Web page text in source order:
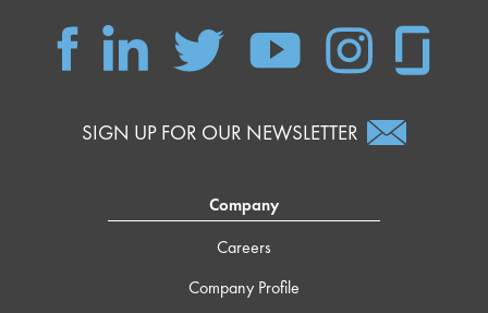
SIGN UP FOR OUR NEWSLETTER
Company
Careers
Company Profile